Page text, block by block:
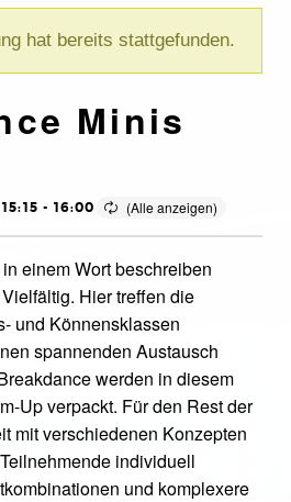
hat bereits stattgefunden.
Minis
- 16:00
einem Wort beschreiben
Hier treffen die
und Könnensklassen
spannenden Austausch
werden in diesem
Up verpackt. Für den Rest der
mit verschiedenen Konzepten
individuell
und komplexere